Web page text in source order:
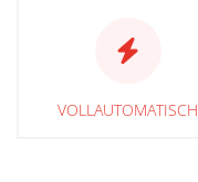
VOLLAUTOMATISCH